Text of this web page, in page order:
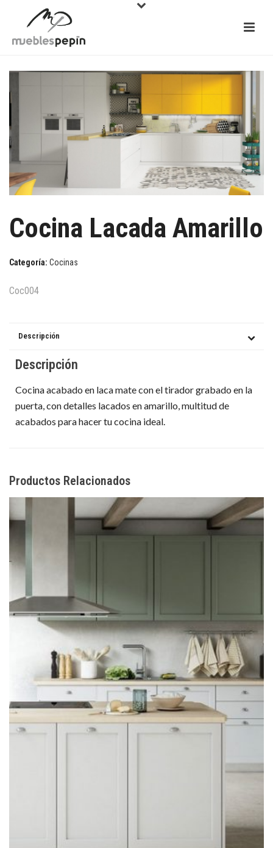
Cocina Lacada Amarillo
Categoría: Cocinas
Coc004
Descripción
Descripción
Cocina acabado en laca mate con el tirador grabado en la
puerta, con detalles lacados en amarillo, multitud de
acabados para hacer tu cocina ideal.
Productos Relacionados